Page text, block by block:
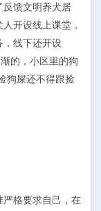
反馈文明养犬居
开设线上课堂，
，线下还开设
的，小区里的狗
狗屎还不得跟捡
严格要求自己，在